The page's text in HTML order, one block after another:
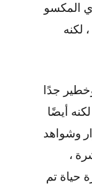
المكسو
لكنه
جدًا
أيضًا
وشواهد
،
حياة تم